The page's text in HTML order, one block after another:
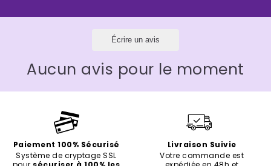
Écrire un avis
Aucun avis pour le moment
Paiement 100% Sécurisé
Système de cryptage SSL
Livraison Suivie
Votre commande est